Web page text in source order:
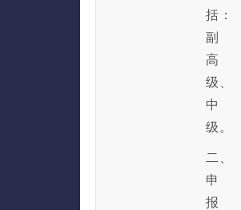
括：
副
高
级、
中
级。
二、
申
报